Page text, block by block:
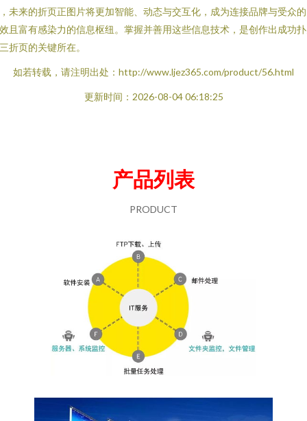
未来的折页正图片将更加智能、动态与交互化，成为连接品牌与受众
且富有感染力的信息枢纽。掌握并善用这些信息技术，是创作出成功
折页的关键所在。
如若转载，请注明出处：http://www.ljez365.com/product/56.html
更新时间：2026-08-04 06:18:25
产品列表
PRODUCT